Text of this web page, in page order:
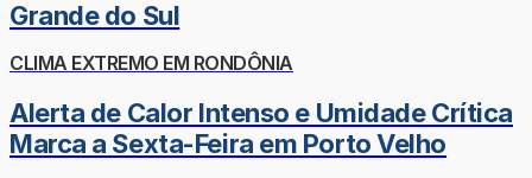
Grande do Sul
CLIMA EXTREMO EM RONDÔNIA
Alerta de Calor Intenso e Umidade Crítica
Marca a Sexta-Feira em Porto Velho